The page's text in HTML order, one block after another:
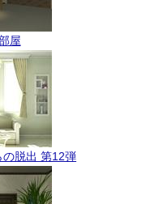
屋
脱出 第12弾